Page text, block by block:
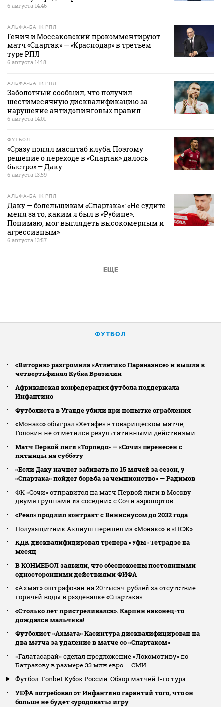
6 августа 14:46
АЛЬФА-БАНК РПЛ
Генич и Моссаковский прокомментируют
матч «Спартак» — «Краснодар» в третьем
туре РПЛ
6 августа 14:18
АЛЬФА-БАНК РПЛ
Заболотный сообщил, что получил
шестимесячную дисквалификацию за
нарушение антидопинговых правил
6 августа 14:01
ФУТБОЛ
«Сразу понял масштаб клуба. Поэтому
решение о переходе в «Спартак» далось
быстро» — Даку
6 августа 13:59
АЛЬФА-БАНК РПЛ
Даку — болельщикам «Спартака»: «Не судите
меня за то, каким я был в «Рубине».
Понимаю, мог выглядеть высокомерным и
агрессивным»
6 августа 13:57
ЕЩЕ
ФУТБОЛ
«Витория» разгромила «Атлетико Паранаэнсе» и вышла в
четвертьфинал Кубка Бразилии
Африканская конфедерация футбола поддержала
Инфантино
Футболиста в Уганде убили при попытке ограбления
«Монако» обыграл «Хетафе» в товарищеском матче,
Головин не отметился результативными действиями
Матч Первой лиги «Торпедо» — «Сочи» перенесен с
пятницы на субботу
«Если Даку начнет забивать по 15 мячей за сезон, у
«Спартака» пойдет борьба за чемпионство» — Радимов
ФК «Сочи» отправится на матч Первой лиги в Москву
двумя группами из соседних с Сочи аэропортов
«Реал» продлил контракт с Винисиусом до 2032 года
Полузащитник Аклиуш перешел из «Монако» в «ПСЖ»
КДК дисквалифицировал тренера «Уфы» Тетрадзе на
месяц
В КОНМЕБОЛ заявили, что обеспокоены постоянными
односторонними действиями ФИФА
«Ахмат» оштрафован на 20 тысяч рублей за отсутствие
горячей воды в раздевалке «Спартака»
«Столько лет пристреливался». Карпин наконец-то
дождался мальчика!
Футболист «Ахмата» Касинтура дисквалифицирован на
два матча за удаление в матче со «Спартаком»
«Галатасарай» сделал предложение «Локомотиву» по
Батракову в размере 33 млн евро — СМИ
Футбол. Fonbet Кубок России. Обзор матчей 1-го тура
УЕФА потребовал от Инфантино гарантий того, что он
больше не будет «уродовать» игру